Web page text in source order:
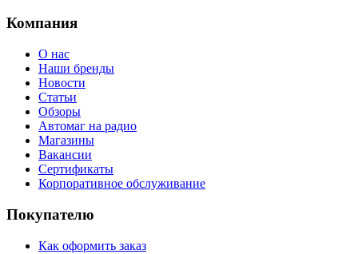
Компания
О нас
Наши бренды
Новости
Статьи
Обзоры
Автомаг на радио
Магазины
Вакансии
Сертификаты
Корпоративное обслуживание
Покупателю
Как оформить заказ